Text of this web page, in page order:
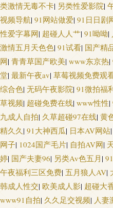
区中文字幕 综合av另类 肏屄日韩网
大区 91超碰人人看 亚洲三级性爱
东京热av导航 91久久视频 豆花视频
自慰网站香蕉 亚洲色图综合 欧美午
洲欧洲色图 三级网站大全 在线观看
欧美性爱变态 久久综合一期二期 做
在线 www色图 神马影院福利午夜
電影 亚洲天堂色网站 ab天堂中文
类激情无毒不卡| 另类性爱影院|
视频导航| 91网站做爱| 91日日剧
性爱字幕网| 超碰人人艹| 91呦呦|
激情五月天色色| 91试看| 国产精
网| 青青草国产欧美| www东京热|
堂| 最新午夜av| 草莓视频免费观
综合色| 无码午夜影院| 91微拍福
草视频| 超碰免费在线| www性性|
九成人自拍| 久草超碰97在线| 黄
精久久| 91大神西瓜| 日本AV网站|
网子| 1024国产毛片| 自拍AV网|
婷| 国产夫妻96| 另类Av色五月 |
午夜福利三区免费| 五月狼人AV|
韩成人性交| 欧美成人影| 超碰大
www91自拍| 久久足交视频| 人妻